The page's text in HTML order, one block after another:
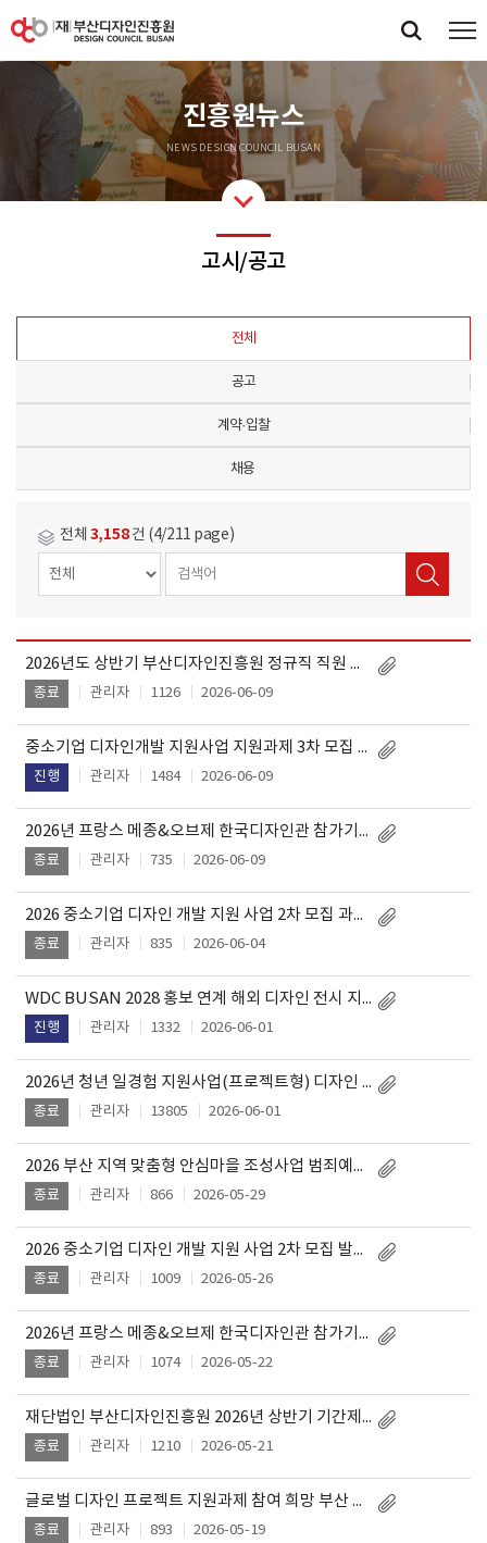
진흥원뉴스
NEWS DESIGN COUNCIL BUSAN
고시/공고
전체
공고
계약·입찰
채용
전체 3,158건 (4/211 page)
제
목
작
성
2026년도 상반기 부산디자인진흥원 정규직 직원 공개채용 서류전형 합격자 발표
종료 관리자 1126 2026-06-09
중소기업 디자인개발 지원사업 지원과제 3차 모집 공고
진행 관리자 1484 2026-06-09
2026년 프랑스 메종&오브제 한국디자인관 참가기업 2차 모집 안내
종료 관리자 735 2026-06-09
2026 중소기업 디자인 개발 지원 사업 2차 모집 과제 발표평가 결과 안내
종료 관리자 835 2026-06-04
WDC BUSAN 2028 홍보 연계 해외 디자인 전시 지원사업 참가자 모집
진행 관리자 1332 2026-06-01
2026년 청년 일경험 지원사업(프로젝트형) 디자인 프로젝트 참여 청년 모집
종료 관리자 13805 2026-06-01
2026 부산 지역 맞춤형 안심마을 조성사업 범죄예방환경디자인(CPTED)용역 입찰공고
종료 관리자 866 2026-05-29
2026 중소기업 디자인 개발 지원 사업 2차 모집 발표 대상자 안내
종료 관리자 1009 2026-05-26
2026년 프랑스 메종&오브제 한국디자인관 참가기업 모집 안내
종료 관리자 1074 2026-05-22
재단법인 부산디자인진흥원 2026년 상반기 기간제 직원 채용(2차) 채용대상자 발표
종료 관리자 1210 2026-05-21
글로벌 디자인 프로젝트 지원과제 참여 희망 부산 디자인 기업 Pool 추가모집 공고
종료 관리자 893 2026-05-19